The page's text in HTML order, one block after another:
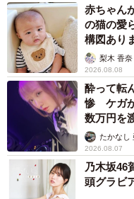
赤ちゃん
の猫の愛
構図あり
梨木 香奈
2026.08.08
酔って転
惨 ケガ
数万円を
たかなし
2026.08.07
乃木坂
頭グラビ